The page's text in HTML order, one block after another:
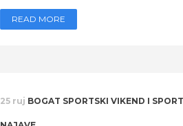
READ MORE
25 ruj BOGAT SPORTSKI VIKEND I